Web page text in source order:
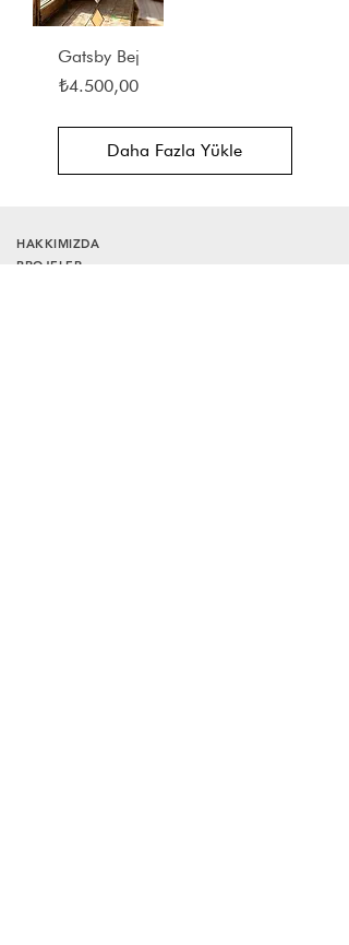
Gatsby Bej
Fiyat
₺4.500,00
Daha Fazla Yükle
HAKKIMIZDA
PROJELER